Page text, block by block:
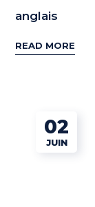
anglais
READ MORE
02
JUIN